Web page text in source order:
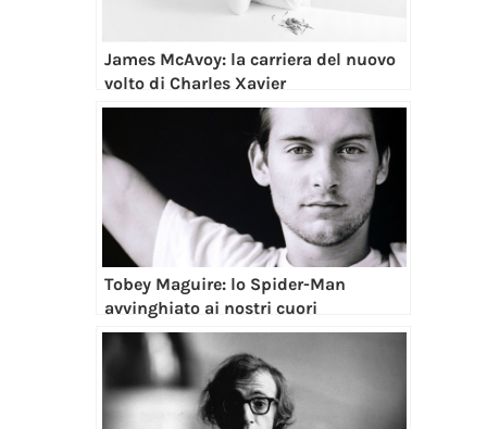
James McAvoy: la carriera del nuovo
volto di Charles Xavier
Tobey Maguire: lo Spider-Man
avvinghiato ai nostri cuori